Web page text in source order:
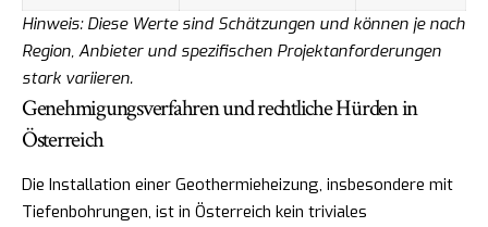
Hinweis: Diese Werte sind Schätzungen und können je nach
Region, Anbieter und spezifischen Projektanforderungen
stark variieren.
Genehmigungsverfahren und rechtliche Hürden in
Österreich
Die Installation einer Geothermieheizung, insbesondere mit
Tiefenbohrungen, ist in Österreich kein triviales